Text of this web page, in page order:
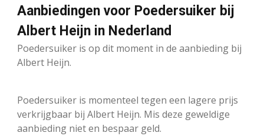
Aanbiedingen voor Poedersuiker bij
Albert Heijn in Nederland
Poedersuiker is op dit moment in de aanbieding bij
Albert Heijn.
Poedersuiker is momenteel tegen een lagere prijs
verkrijgbaar bij Albert Heijn. Mis deze geweldige
aanbieding niet en bespaar geld.